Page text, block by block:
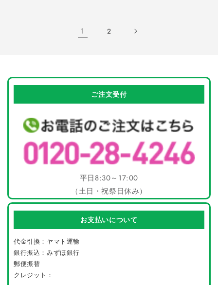
1 2
ご注文受付
平日8:30～17:00
（土日・祝祭日休み）
お支払いについて
代金引換：ヤマト運輸
銀行振込：みずほ銀行
郵便振替
クレジット：